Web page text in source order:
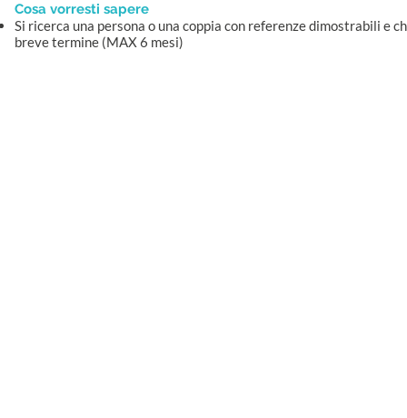
Cosa vorresti sapere
Si ricerca una persona o una coppia con referenze dimostrabili e
breve termine (MAX 6 mesi)